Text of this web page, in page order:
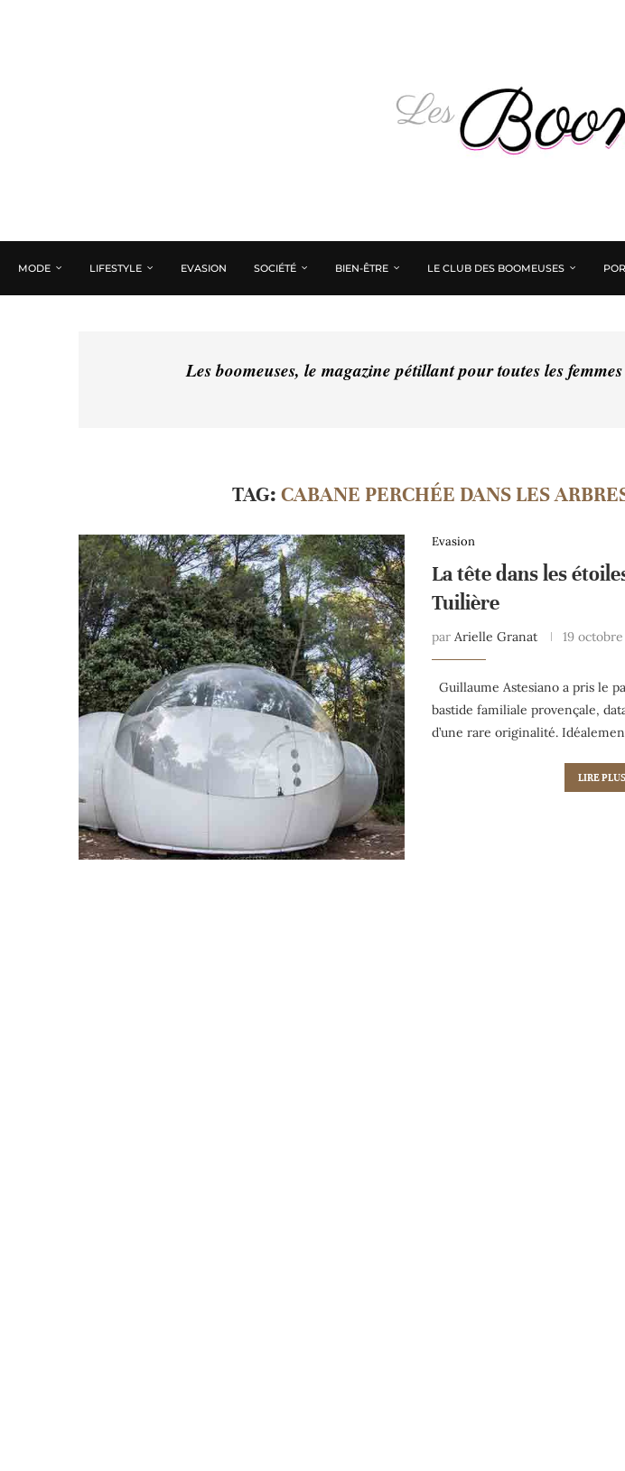
MODE LIFESTYLE EVASION SOCIÉTÉ BIEN-ÊTRE LE CLUB DES BOOMEUSES
Les boomeuses, le magazine pétillant pour toutes les
TAG: CABANE PERCHÉE DANS LES
Evasion
La tête dans les
Tuilière
par Arielle Granat 19 octobre
Guillaume Astesiano a pris le
bastide familiale provençale,
d’une rare originalité.
LIRE PLUS